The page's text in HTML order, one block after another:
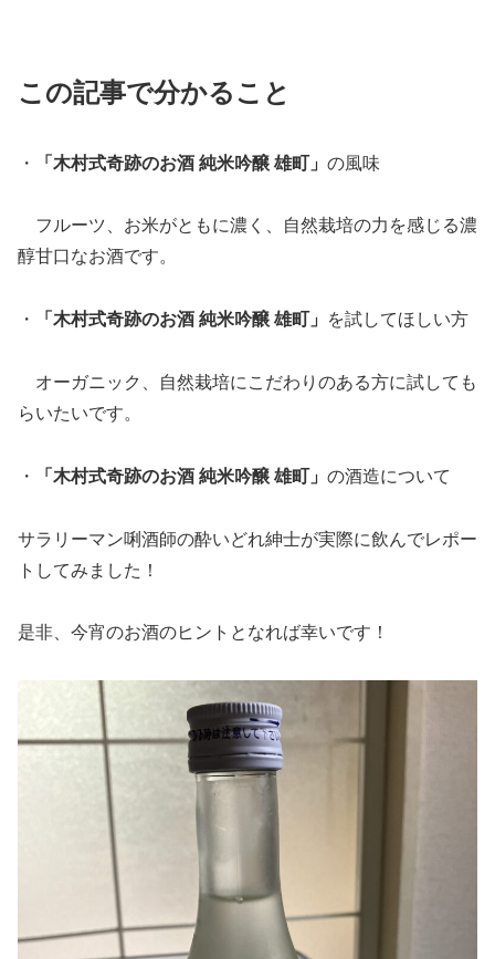
この記事で分かること
・ 「木村式奇跡のお酒 純米吟醸 雄町」 の風味
フルーツ、お米がともに濃く、自然栽培の力を感じる濃
醇甘口なお酒です。
・ 「木村式奇跡のお酒 純米吟醸 雄町」 を試してほしい方
オーガニック、自然栽培にこだわりのある方に試しても
らいたいです。
・ 「木村式奇跡のお酒 純米吟醸 雄町」 の酒造について
サラリーマン唎酒師の酔いどれ紳士が実際に飲んでレポー
トしてみました！
是非、今宵のお酒のヒントとなれば幸いです！